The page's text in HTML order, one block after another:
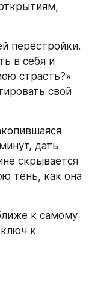
перестройки.
в себя и
страсть?»
свой
дать
скрывается
тень, как она
к самому
к